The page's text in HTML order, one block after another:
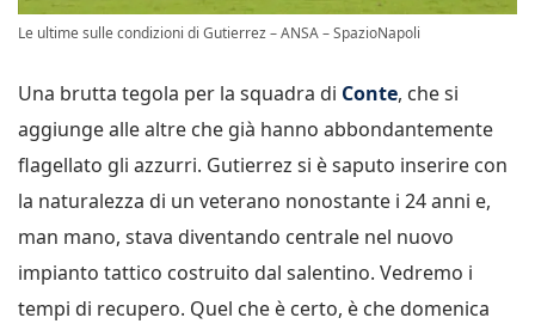
Le ultime sulle condizioni di Gutierrez – ANSA – SpazioNapoli
Una brutta tegola per la squadra di Conte, che si
aggiunge alle altre che già hanno abbondantemente
flagellato gli azzurri. Gutierrez si è saputo inserire con
la naturalezza di un veterano nonostante i 24 anni e,
man mano, stava diventando centrale nel nuovo
impianto tattico costruito dal salentino. Vedremo i
tempi di recupero. Quel che è certo, è che domenica